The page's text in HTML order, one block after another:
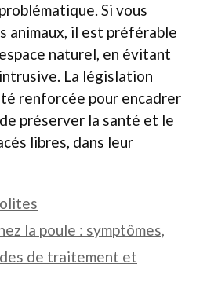
Si vous
animaux, il est préférable
naturel, en évitant
La législation
renforcée pour encadrer
préserver la santé et le
libres, dans leur
la poule : symptômes,
de traitement et